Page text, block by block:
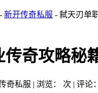
- 新开传奇私服 - 弑天刃单
奇攻略秘
奇私服 | 浏览： 次 | 评论：